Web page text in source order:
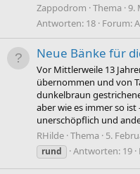
Zappodrom Thema 9.
Antworten: 18 Forum:
Neue Bänke für
Vor Mittlerweile 13
übernommen und von
dunkelbraun
aber wie es immer so
unerschöpflich und
RHilde Thema 5.
rund
Antworten: 19